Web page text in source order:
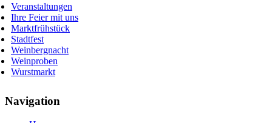
Veranstaltungen
Ihre Feier mit uns
Marktfrühstück
Stadtfest
Weinbergnacht
Weinproben
Wurstmarkt
Navigation